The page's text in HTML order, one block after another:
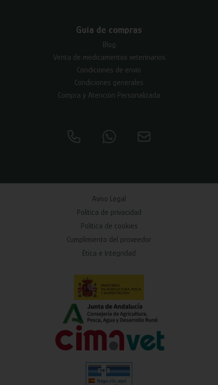
Guía de compras
Blog
Venta de medicamentos veterinarios
Condiciones de envío
Condiciones generales
Compra y Atención Personalizada
Aviso Legal
Política de privacidad
Política de cookies
Cumplimiento del proveedor
Ética e Integridad